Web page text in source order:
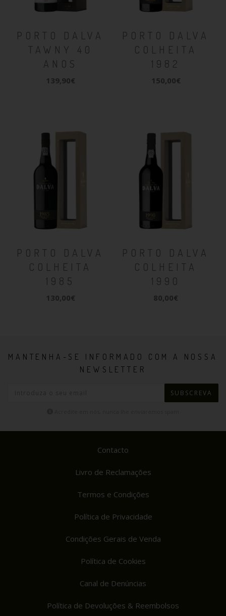
PORTO DALVA
TAWNY 40
ANOS
139,90€
PORTO DALVA
COLHEITA
1982
150,00€
PORTO DALVA
COLHEITA
1985
130,00€
PORTO DALVA
COLHEITA
1990
80,00€
MANTENHA-SE INFORMADO COM A NOSSA
NEWSLETTER
SUBSCREVA
Contacto
Livro de Reclamações
Termos e Condições
Política de Privacidade
Condições Gerais de Venda
Política de Cookies
Canal de Denúncias
Política de Devoluções & Reembolsos